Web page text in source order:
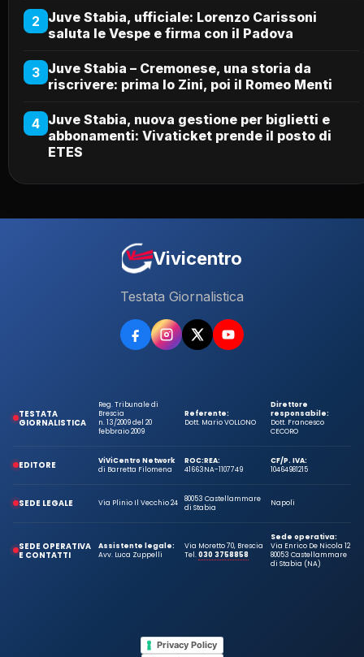
2 Juve Stabia, ufficiale: Lorenzo Carissoni
saluta le Vespe e firma con il Padova
3 Juve Stabia – Cremonese, una storia da
riscrivere: prima lo Zini, poi il Romeo Menti
4 Juve Stabia, nuova gestione per biglietti e
abbonamenti: Vivaticket prende il posto di
ETES
Vivicentro
Testata Giornalistica
TESTATA
GIORNALISTICA
Reg. Tribunale di
Brescia
n. 13/2009 del 20
febbraio 2009
Referente:
Dott. Mario VOLLONO
Direttore
responsabile:
Dott. Francesco
CECORO
EDITORE
ViViCentro Network
di Barretta Filomena
ROC:
41663
REA:
NA-1107749
CF/P. IVA:
10464981215
SEDE LEGALE Via Plinio Il Vecchio 24
80053 Castellammare
di Stabia
Napoli
SEDE OPERATIVA
E CONTATTI
Assistente legale:
Avv. Luca Zuppelli
Via Moretto 70, Brescia
Tel.030 3758858
Sede operativa:
Via Enrico De Nicola 12
80053 Castellammare
di Stabia (NA)
Privacy Policy